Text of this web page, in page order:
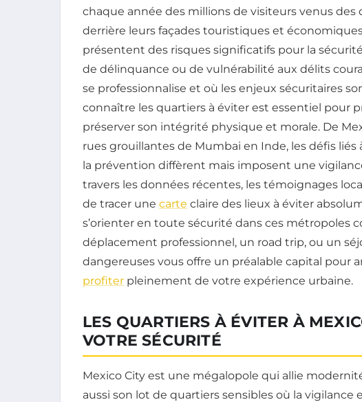
chaque année des millions de visiteurs venus
derrière leurs façades touristiques et
présentent des risques significatifs pour la
de délinquance ou de vulnérabilité aux délits
se professionnalise et où les enjeux sécuritaires
connaître les quartiers à éviter est essentiel pour
préserver son intégrité physique et morale. De
rues grouillantes de Mumbai en Inde, les défis liés
la prévention diffèrent mais imposent une
travers les données récentes, les témoignages
de tracer une carte claire des lieux à éviter
s’orienter en toute sécurité dans ces métropoles
déplacement professionnel, un road trip, ou un
dangereuses vous offre un préalable capital pour
profiter pleinement de votre expérience urbaine.
LES QUARTIERS À ÉVITER À
VOTRE SÉCURITÉ
Mexico City est une mégalopole qui allie
aussi son lot de quartiers sensibles où la vigilance